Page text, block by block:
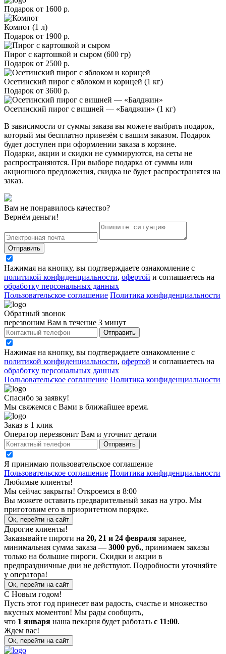
Подарок от 1600 р.
Компот (1 л)
Подарок от 1900 р.
Пирог с картошкой и сыром (600 гр)
Подарок от 2500 р.
Осетинский пирог с яблоком и корицей (1 кг)
Подарок от 3600 р.
Осетинский пирог с вишней — «Балджин» (1 кг)
В зависимости от суммы заказа вы можете выбрать подарок,
который мы бесплатно привезём с вашим заказом. Подарок
будет доступен при оформлении заказа в корзине.
Подарки, акции и скидки не суммируются, на сеты не
распространяются. При выборе подарка от суммы или
акционного предложения, скидка не будет распространятся на
заказ.
Вам не понравилось качество?
Вернём деньги!
Отправить
Нажимая на кнопку, вы подтверждаете ознакомление с
политикой конфиденциальности, офертой и соглашаетесь на
обработку персональных данных
Пользовательское соглашение Политика конфиденциальности
Обратный звонок
перезвоним Вам в течение 3 минут
Отправить
Нажимая на кнопку, вы подтверждаете ознакомление с
политикой конфиденциальности, офертой и соглашаетесь на
обработку персональных данных
Пользовательское соглашение Политика конфиденциальности
Спасибо за заявку!
Мы свяжемся с Вами в ближайшее время.
Заказ в 1 клик
Оператор перезвонит Вам и уточнит детали
Отправить
Я принимаю пользовательское соглашение
Пользовательское соглашение Политика конфиденциальности
Любимые клиенты!
Мы сейчас закрыты! Откроемся в 8:00
Вы можете оставить предварительный заказ на утро. Мы
приготовим его в приоритетном порядке.
Ок, перейти на сайт
Дорогие клиенты!
Заказывайте пироги на 20, 21 и 24 февраля заранее,
минимальная сумма заказа — 3000 руб., принимаем заказы
только на большие пироги. Скидки и акции в
предпраздничные дни не действуют. Подробности уточняйте
у оператора!
Ок, перейти на сайт
С Новым годом!
Пусть этот год принесет вам радость, счастье и множество
вкусных моментов! Мы рады сообщить,
что 1 января наша пекарня будет работать с 11:00.
Ждем вас!
Ок, перейти на сайт